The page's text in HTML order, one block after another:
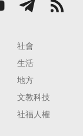
社會
生活
地方
文教科技
社福人權